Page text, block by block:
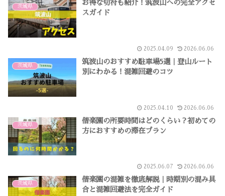
茨城県
お得な切符も紹介！筑波山への完全アクセ
スガイド
2025.04.09 2026.06.06
茨城県
筑波山のおすすめ駐車場5選｜登山ルート
別にわかる！混雑回避のコツ
2025.04.10 2026.06.06
茨城県
偕楽園の所要時間はどのくらい？初めての
方におすすめの滞在プラン
2025.06.07 2026.06.06
茨城県
偕楽園の混雑を徹底解説｜時期別の混み具
合と混雑回避法を完全ガイド